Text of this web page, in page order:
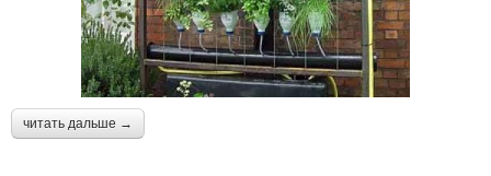
читать дальше →